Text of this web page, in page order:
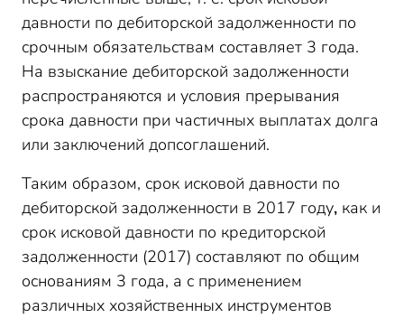
давности по дебиторской задолженности по
срочным обязательствам составляет 3 года.
На взыскание дебиторской задолженности
распространяются и условия прерывания
срока давности при частичных выплатах долга
или заключений допсоглашений.
Таким образом, срок исковой давности по
дебиторской задолженности в 2017 году, как и
срок исковой давности по кредиторской
задолженности (2017) составляют по общим
основаниям 3 года, а с применением
различных хозяйственных инструментов